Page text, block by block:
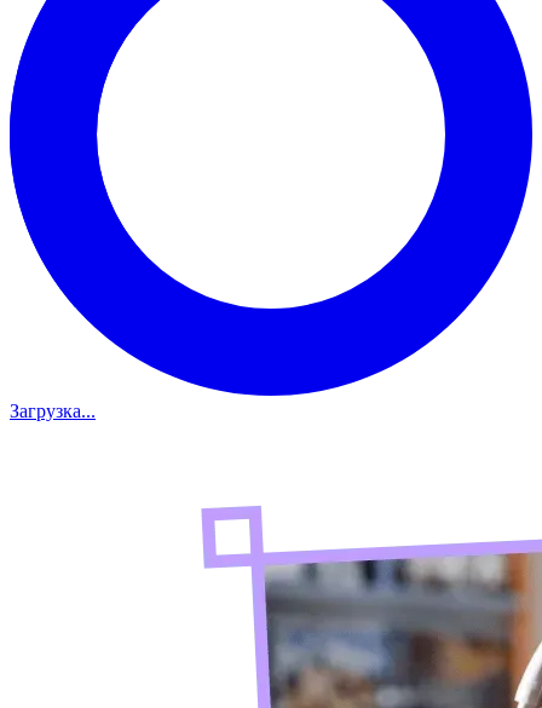
Загрузка...